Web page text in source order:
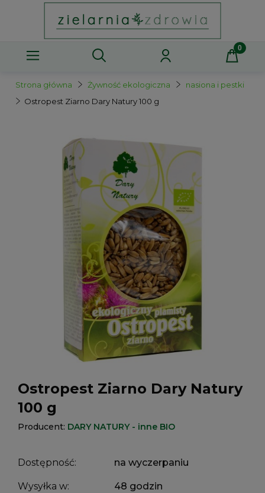
Strona główna Żywność ekologiczna
nasiona i pestki
Ostropest Ziarno Dary Natury 100 g
Ostropest Ziarno Dary Natury
100 g
Producent: DARY NATURY - inne BIO
Dostępność: na wyczerpaniu
Wysyłka w: 48 godzin